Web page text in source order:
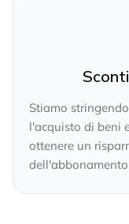
Stiamo
l'acquisto di beni
ottenere un